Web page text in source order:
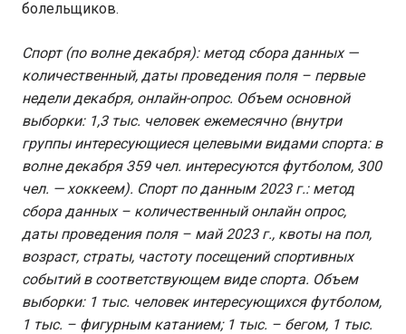
болельщиков.
Спорт (по волне декабря): метод сбора данных —
количественный, даты проведения поля – первые
недели декабря, онлайн-опрос. Объем основной
выборки: 1,3 тыс. человек ежемесячно (внутри
группы интересующиеся целевыми видами спорта: в
волне декабря 359 чел. интересуются футболом, 300
чел. — хоккеем). Спорт по данным 2023 г.: метод
сбора данных – количественный онлайн опрос,
даты проведения поля – май 2023 г., квоты на пол,
возраст, страты, частоту посещений спортивных
событий в соответствующем виде спорта. Объем
выборки: 1 тыс. человек интересующихся футболом,
1 тыс. – фигурным катанием; 1 тыс. – бегом, 1 тыс.